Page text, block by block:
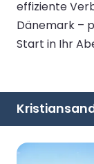
effiziente
Dänemark –
Start in Ihr